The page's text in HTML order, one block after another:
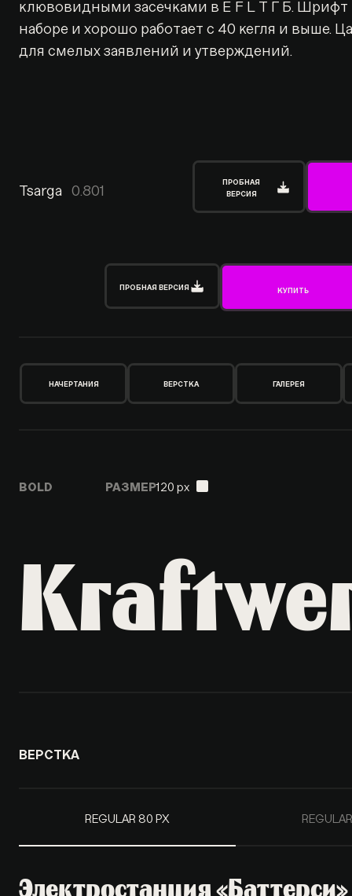
клювовидными засечками в E F L Т Г Б.
наборе и хорошо работает с 40 кегля и выше.
для смелых заявлений и утверждений.
Tsarga 0.801
ПРОБНАЯ
ВЕРСИЯ
ПРОБНАЯ ВЕРСИЯ КУПИТЬ
НАЧЕРТАНИЯ ВЕРСТКА ГАЛЕРЕЯ
BOLD РАЗМЕР120 px
ВЕРСТКА
REGULAR 80 PX